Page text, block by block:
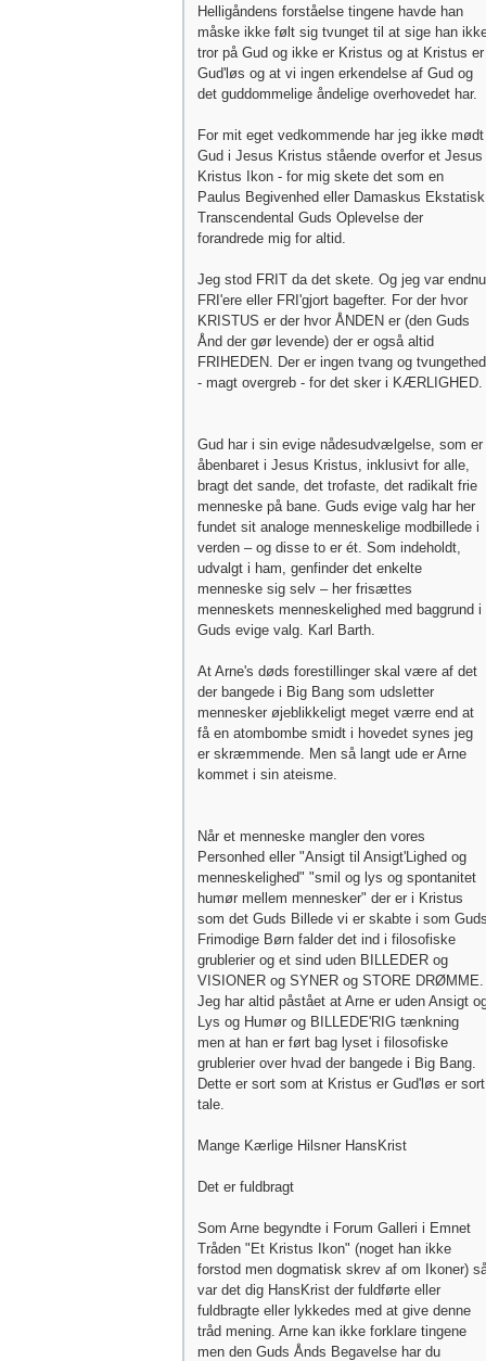
Helligåndens forståelse tingene havde han
måske ikke følt sig tvunget til at sige han
tror på Gud og ikke er Kristus og at Kristus er
Gud'løs og at vi ingen erkendelse af Gud og
det guddommelige åndelige overhovedet har.
For mit eget vedkommende har jeg ikke mødt
Gud i Jesus Kristus stående overfor et Jesus
Kristus Ikon - for mig skete det som en
Paulus Begivenhed eller Damaskus Ekstatisk
Transcendental Guds Oplevelse der
forandrede mig for altid.
Jeg stod FRIT da det skete. Og jeg var endnu
FRI'ere eller FRI'gjort bagefter. For der hvor
KRISTUS er der hvor ÅNDEN er (den Guds
Ånd der gør levende) der er også altid
FRIHEDEN. Der er ingen tvang og tvungethed
- magt overgreb - for det sker i KÆRLIGHED.
Gud har i sin evige nådesudvælgelse, som er
åbenbaret i Jesus Kristus, inklusivt for alle,
bragt det sande, det trofaste, det radikalt frie
menneske på bane. Guds evige valg har her
fundet sit analoge menneskelige modbillede i
verden – og disse to er ét. Som indeholdt,
udvalgt i ham, genfinder det enkelte
menneske sig selv – her frisættes
menneskets menneskelighed med baggrund i
Guds evige valg. Karl Barth.
At Arne's døds forestillinger skal være af det
der bangede i Big Bang som udsletter
mennesker øjeblikkeligt meget værre end at
få en atombombe smidt i hovedet synes jeg
er skræmmende. Men så langt ude er Arne
kommet i sin ateisme.
Når et menneske mangler den vores
Personhed eller "Ansigt til Ansigt'Lighed og
menneskelighed" "smil og lys og spontanitet
humør mellem mennesker" der er i Kristus
som det Guds Billede vi er skabte i som
Frimodige Børn falder det ind i filosofiske
grublerier og et sind uden BILLEDER og
VISIONER og SYNER og STORE DRØMME.
Jeg har altid påstået at Arne er uden Ansigt
Lys og Humør og BILLEDE'RIG tænkning
men at han er ført bag lyset i filosofiske
grublerier over hvad der bangede i Big Bang.
Dette er sort som at Kristus er Gud'løs er sort
tale.
Mange Kærlige Hilsner HansKrist
Det er fuldbragt
Som Arne begyndte i Forum Galleri i Emnet
Tråden "Et Kristus Ikon" (noget han ikke
forstod men dogmatisk skrev af om Ikoner)
var det dig HansKrist der fuldførte eller
fuldbragte eller lykkedes med at give denne
tråd mening. Arne kan ikke forklare tingene
men den Guds Ånds Begavelse har du